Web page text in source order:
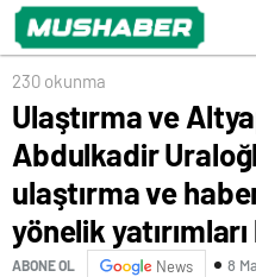
haberleşme ağına yönelik
hakkında bilgi verdi
230 okunma
Ulaştırma ve
Abdulkadir
ulaştırma ve
yönelik
ABONE OL News 8